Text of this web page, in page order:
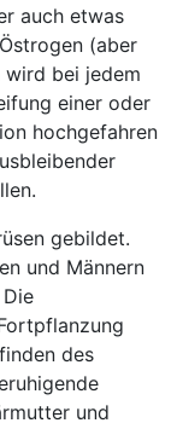
auch etwas
(aber
wird bei jedem
einer oder
hochgefahren
gebildet.
und Männern
des
und